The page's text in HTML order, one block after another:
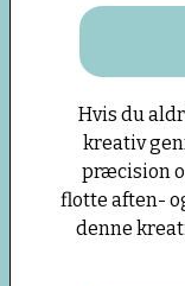
Hvis du
kreativ
præcision
flotte aften-
denne